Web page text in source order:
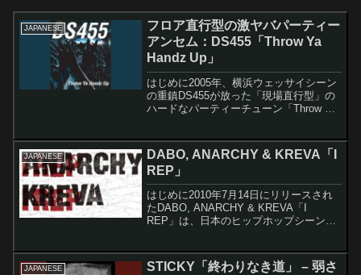
JAPANESE
フロア直行型の激ヤバパーティー
アンセム：DS455「Throw Ya
Handz Up」
はじめに2005年、横浜ウェッサイシーン
の重鎮DS455が放った「現場直行型」の
ハードなパーティーチューン「Throw Ya
い、DS455流パーティーの楽しみ方...
JAPANESE
DABO, ANARCHY & KREVA「I
REP」
はじめに2010年7月14日にリリースされ
たDABO, ANARCHY & KREVA「I
REP」は、日本のヒップホップシーンに
のDABO、京都出身のANARCHY、...
JAPANESE
STICKY「終わりなき道」 – 弱さ